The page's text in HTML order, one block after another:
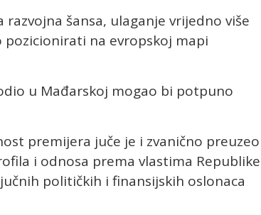
šansa, ulaganje vrijedno više
na evropskoj mapi
u Mađarskoj mogao bi potpuno
premijera juče je i zvanično preuzeo
i odnosa prema vlastima Republike
političkih i finansijskih oslonaca